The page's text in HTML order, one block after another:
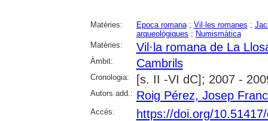
Matèries: Epoca romana; Vil·les romanes ;
arqueològiques ; Numismàtica
Matèries:
Vil·la romana de La
Àmbit: Cambrils
Cronologia: [s. II -VI dC]; 2007 -
Autors add.: Roig Pérez, Josep
Accés:
https://doi.org/